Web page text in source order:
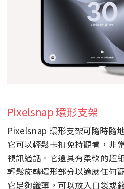
Pixelsnap 環形支架
Pixelsnap 環形支架可隨時隨
它可以輕鬆卡扣免持觀看，非
視訊通話。它還具有柔軟的超
輕鬆旋轉環形部分以適應任何
它足夠纖薄，可以放入口袋或